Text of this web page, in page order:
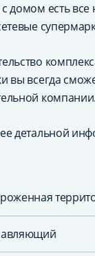
домом есть
вы всегда
компании.
детальной